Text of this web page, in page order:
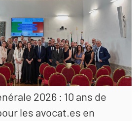
2026 : 10 ans de
les avocat.es en